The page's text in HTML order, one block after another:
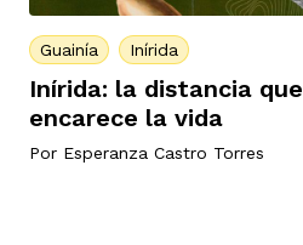
Guainía Inírida
Inírida: la distancia que
encarece la vida
Por Esperanza Castro Torres